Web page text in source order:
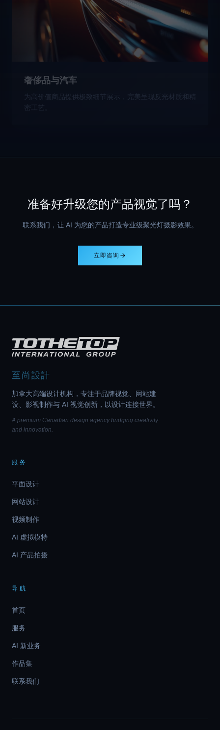
奢侈品与汽车
为高价值商品提供极致细节展示，完美呈现反光材质和精
密工艺。
准备好升级您的产品视觉了吗？
联系我们，让 AI 为您的产品打造专业级聚光灯摄影效果。
立即咨询
至尚設計
加拿大高端设计机构，专注于品牌视觉、网站建
设、影视制作与 AI 视觉创新，以设计连接世界。
A premium Canadian design agency bridging creativity
and innovation.
服务
平面设计
网站设计
视频制作
AI 虚拟模特
AI 产品拍摄
导航
首页
服务
AI 新业务
作品集
联系我们